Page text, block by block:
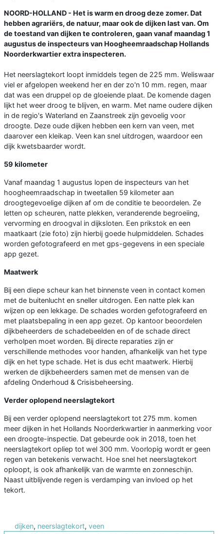
NOORD-HOLLAND - Het is warm en droog deze zomer. Dat
hebben agrariërs, de natuur, maar ook de dijken last van. Om
de toestand van dijken te controleren, gaan vanaf maandag 1
augustus de inspecteurs van Hoogheemraadschap Hollands
Noorderkwartier extra inspecteren.
Het neerslagtekort loopt inmiddels tegen de 225 mm. Weliswaar
viel er afgelopen weekend her en der zo'n 10 mm. regen, maar
dat was een druppel op de gloeiende plaat. De komende dagen
lijkt het weer droog te blijven, en warm. Met name oudere dijken
in de regio's Waterland en Zaanstreek zijn gevoelig voor
droogte. Deze oude dijken hebben een kern van veen, met
daarover een kleikap. Veen kan snel uitdrogen, waardoor een
dijk kwetsbaarder wordt.
59 kilometer
Vanaf maandag 1 augustus lopen de inspecteurs van het
hoogheemraadschap in tweetallen 59 kilometer aan
droogtegevoelige dijken af om de conditie te beoordelen. Ze
letten op scheuren, natte plekken, veranderende begroeiing,
vervorming en droogval in dijksloten. Een prikstok en een
maatkaart (zie foto) zijn hierbij goede hulpmiddelen. Schades
worden gefotografeerd en met gps-gegevens in een speciale
app gezet.
Maatwerk
Bij een diepe scheur kan het binnenste veen in contact komen
met de buitenlucht en sneller uitdrogen. Een natte plek kan
wijzen op een lekkage. De schades worden gefotografeerd en
met plaatsbepaling in een app gezet. Op kantoor beoordelen
dijkbeheerders de schadebeelden en of de schade direct
verholpen moet worden. Bij directe reparaties zijn er
verschillende methodes voor handen, afhankelijk van het type
dijk en het type schade. Het is dus echt maatwerk. Hierbij
werken de dijkbeheerders samen met de mensen van de
afdeling Onderhoud & Crisisbeheersing.
Verder oplopend neerslagtekort
Bij een verder oplopend neerslagtekort tot 275 mm. komen
meer dijken in het Hollands Noorderkwartier in aanmerking voor
een droogte-inspectie. Dat gebeurde ook in 2018, toen het
neerslagtekort opliep tot wel 300 mm. Voorlopig wordt er geen
regen van betekenis verwacht. Hoe snel het neerslagtekort
oploopt, is ook afhankelijk van de warmte en zonneschijn.
Naast uitblijvende regen is verdamping van invloed op het
tekort.
dijken, neerslagtekort, veen